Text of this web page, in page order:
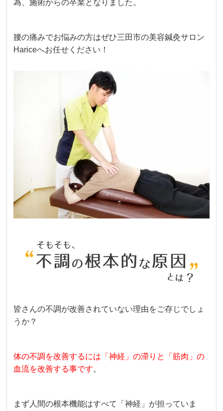
為、施術からの卒業となりました。
腰の痛みでお悩みの方はぜひ三田市の美容鍼灸サロン
Hariceへお任せください！
皆さんの不調が改善されていない理由をご存じでしょ
うか？
体の不調を改善するには「神経」の滞りと「筋肉」の
血流を改善する事です。
まず人間の根本機能はすべて「神経」が担っていま